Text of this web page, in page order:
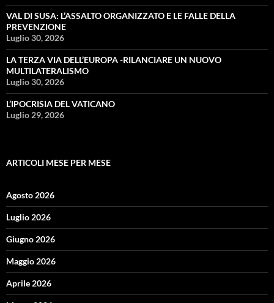
VAL DI SUSA: L’ASSALTO ORGANIZZATO E LE FALLE DELLA
PREVENZIONE
Luglio 30, 2026
LA TERZA VIA DELL’EUROPA -RILANCIARE UN NUOVO
MULTILATERALISMO
Luglio 30, 2026
L’IPOCRISIA DEL VATICANO
Luglio 29, 2026
ARTICOLI MESE PER MESE
Agosto 2026
Luglio 2026
Giugno 2026
Maggio 2026
Aprile 2026